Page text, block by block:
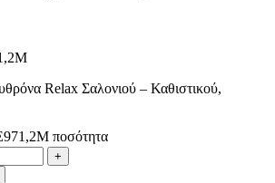
Relax Σαλονιού – Καθιστικού,
ποσότητα